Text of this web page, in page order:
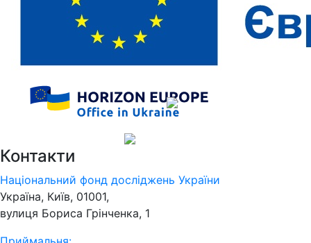
Контакти
Національний фонд досліджень України
Україна, Київ, 01001,
вулиця Бориса Грінченка, 1